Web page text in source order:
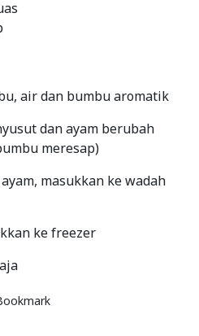
air dan bumbu aromatik
dan ayam berubah
meresap)
masukkan ke wadah
ke freezer